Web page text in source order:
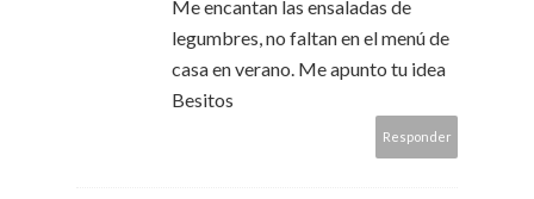
Me encantan las ensaladas de
legumbres, no faltan en el menú de
casa en verano. Me apunto tu idea
Besitos
Responder